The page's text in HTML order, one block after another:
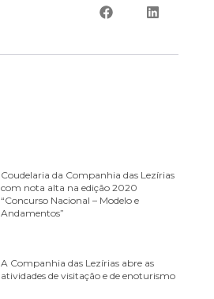
Coudelaria da Companhia das Lezírias
com nota alta na edição 2020
“Concurso Nacional – Modelo e
Andamentos”
A Companhia das Lezírias abre as
atividades de visitação e de enoturismo